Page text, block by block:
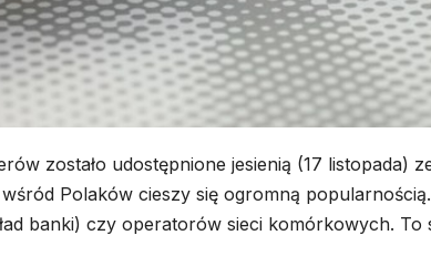
zostało udostępnione jesienią (17 listopada)
Polaków cieszy się ogromną
banki) czy operatorów sieci komórkowych. To